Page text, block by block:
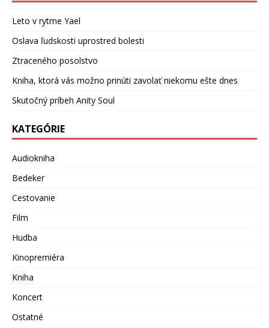
Leto v rytme Yael
Oslava ľudskosti uprostred bolesti
Ztraceného posolstvo
Kniha, ktorá vás možno prinúti zavolať niekomu ešte dnes
Skutočný príbeh Anity Soul
KATEGÓRIE
Audiokniha
Bedeker
Cestovanie
Film
Hudba
Kinopremiéra
Kniha
Koncert
Ostatné